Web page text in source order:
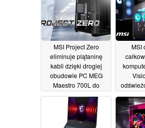
MSI Project Zero
eliminuje plątaninę
kabli dzięki drogiej
obudowie PC MEG
Maestro 700L do
konfiguracji chłodzenia
cieczą09/01/2024
MSI
o